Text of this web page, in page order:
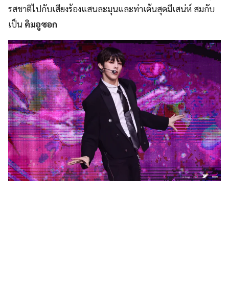
รสชาติไปกับเสียงร้องแสนละมุนและท่าเต้นสุดมีเสน่ห์ สมกับ
เป็น คิมอูซอก